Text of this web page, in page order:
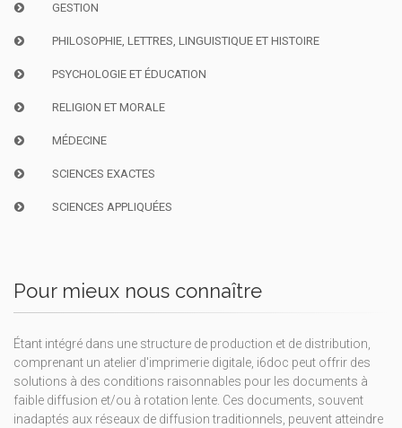
GESTION
PHILOSOPHIE, LETTRES, LINGUISTIQUE ET HISTOIRE
PSYCHOLOGIE ET ÉDUCATION
RELIGION ET MORALE
MÉDECINE
SCIENCES EXACTES
SCIENCES APPLIQUÉES
Pour mieux nous connaître
Étant intégré dans une structure de production et de distribution,
comprenant un atelier d'imprimerie digitale, i6doc peut offrir des
solutions à des conditions raisonnables pour les documents à
faible diffusion et/ou à rotation lente. Ces documents, souvent
inadaptés aux réseaux de diffusion traditionnels, peuvent atteindre